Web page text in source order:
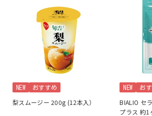
NEW おすすめ
梨スムージー 200g (12本入）
NEW お
BIALIO セ
プラス 約1